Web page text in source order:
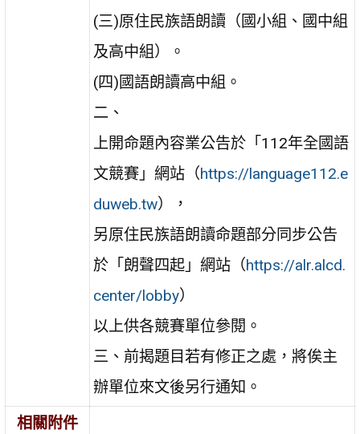
(三)原住民族語朗讀（國小組、國中組
及高中組）。
(四)國語朗讀高中組。
二、
上開命題內容業公告於「112年全國語
文競賽」網站（https://language112.e
duweb.tw），
另原住民族語朗讀命題部分同步公告
於「朗聲四起」網站（https://alr.alcd.
center/lobby）
以上供各競賽單位參閱。
三、前揭題目若有修正之處，將俟主
辦單位來文後另行通知。
相關附件